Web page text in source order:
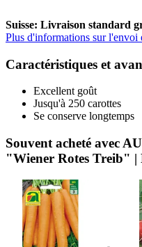
Suisse: Livraison standard
Plus d'informations sur l'envoi
Caractéristiques et
Excellent goût
Jusqu'à 250 carottes
Se conserve longtemps
Souvent acheté avec
"Wiener Rotes Treib" |